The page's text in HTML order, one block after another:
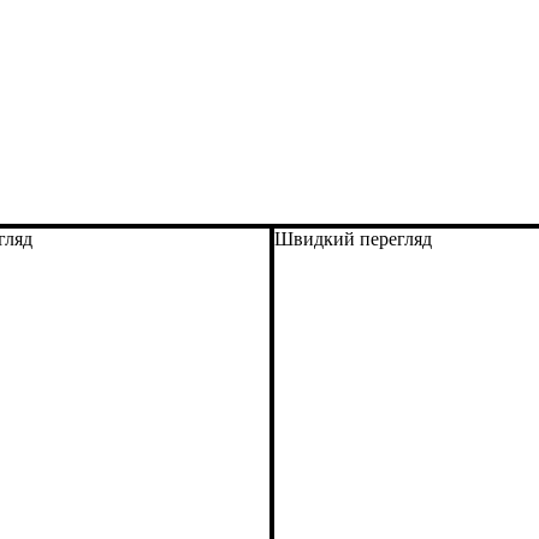
Швидкий перегляд